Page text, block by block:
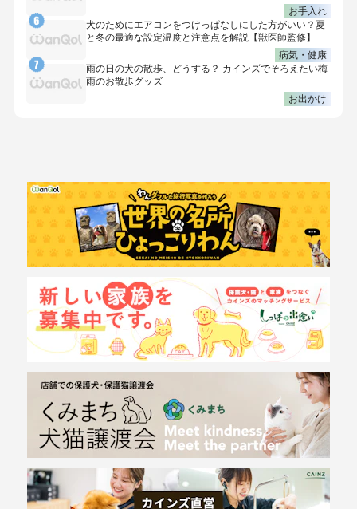
お手入れ
犬のためにエアコンをつけっぱなしにした方がいい？夏
と冬の最適な設定温度と注意点を解説【獣医師監修】
病気・健康
雨の日の犬の散歩、どうする？ カインズでそろえたい梅
雨のお散歩グッズ
お出かけ